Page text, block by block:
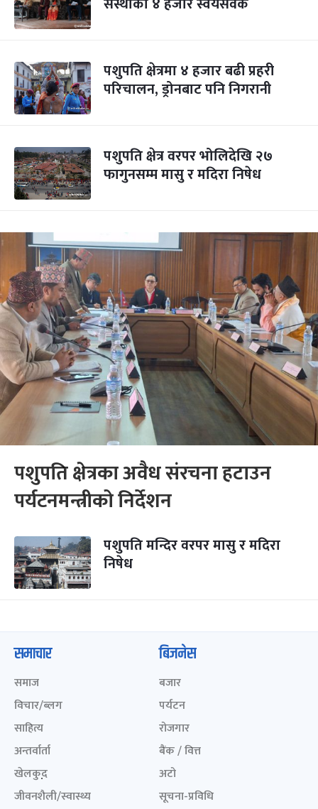
पशुपति क्षेत्रमा ४ हजार बढी प्रहरी
परिचालन, ड्रोनबाट पनि निगरानी
पशुपति क्षेत्र वरपर भोलिदेखि २७
फागुनसम्म मासु र मदिरा निषेध
पशुपति क्षेत्रका अवैध संरचना हटाउन
पर्यटनमन्त्रीको निर्देशन
पशुपति मन्दिर वरपर मासु र मदिरा
निषेध
समाचार
समाज
विचार/ब्लग
साहित्य
अन्तर्वार्ता
खेलकुद़़
जीवनशैली/स्वास्थ्य
बिजनेस
बजार
पर्यटन
रोजगार
बैंक / वित्त
अटो
सूचना-प्रविधि